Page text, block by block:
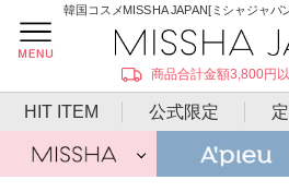
韓国コスメMISSHA JAPAN[ミシャジャパ
商品合計金額3,800円
HIT ITEM 公式限定